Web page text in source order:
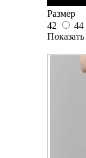
Размер
42
44